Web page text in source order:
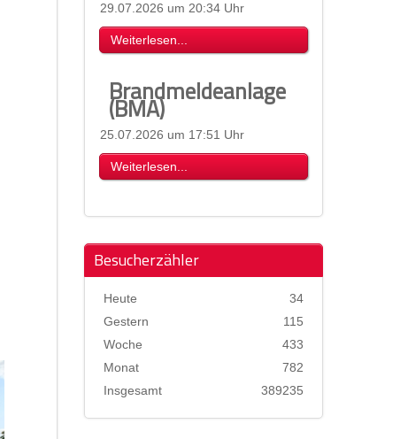
29.07.2026 um 20:34 Uhr
Weiterlesen...
Brandmeldeanlage
(BMA)
25.07.2026 um 17:51 Uhr
Weiterlesen...
Besucherzähler
Heute
34
Gestern
115
Woche
433
Monat
782
Insgesamt
389235